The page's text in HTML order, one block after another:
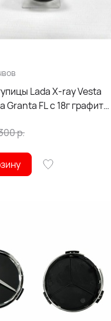
Lada X-ray Vesta
Granta FL с 18г графит
р.